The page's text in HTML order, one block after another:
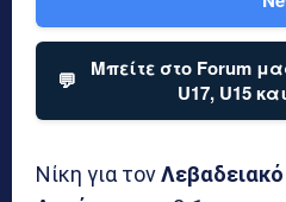
💬
Μπείτε στο Forum
U17, U15
Νίκη για τονΛεβαδειακό